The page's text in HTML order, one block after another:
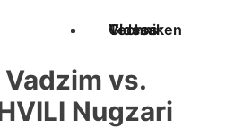
Techniken
Videos
Glossar
Vadzim vs.
Nugzari